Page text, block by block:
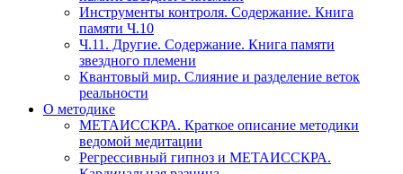
Инструменты контроля. Содержание. Книга
памяти Ч.10
Ч.11. Другие. Содержание. Книга памяти
звездного племени
Квантовый мир. Слияние и разделение веток
реальности
О методике
МЕТАИССКРА. Краткое описание методики
ведомой медитации
Регрессивный гипноз и МЕТАИССКРА.